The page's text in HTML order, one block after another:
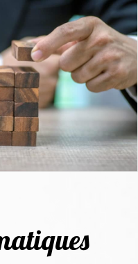
pour donner du
hommes...